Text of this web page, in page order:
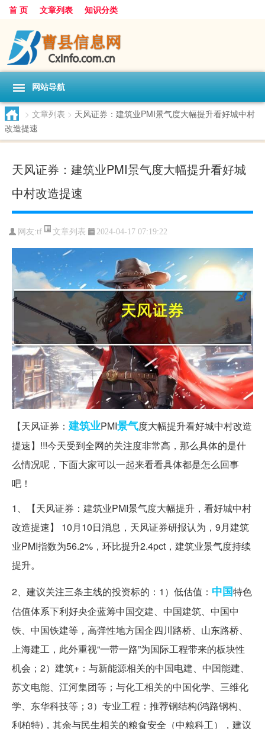
首 页 文章列表 知识分类
网站导航
> 文章列表 > 天风证券：建筑业PMI景气度大幅提升看好城中村
改造提速
天风证券：建筑业PMI景气度大幅提升看好城
中村改造提速
网友:tf 文章列表 2024-04-17 07:19:22
【天风证券： 建筑业PMI景气度大幅提升看好城中村改造
提速】!!!今天受到全网的关注度非常高，那么具体的是什
么情况呢，下面大家可以一起来看看具体都是怎么回事
吧！
1、【天风证券：建筑业PMI景气度大幅提升，看好城中村
改造提速】 10月10日消息，天风证券研报认为，9月建筑
业PMI指数为56.2%，环比提升2.4pct，建筑业景气度持续
提升。
2、建议关注三条主线的投资标的：1）低估值： 中国特色
估值体系下利好央企蓝筹中国交建、中国建筑、中国中
铁、中国铁建等，高弹性地方国企四川路桥、山东路桥、
上海建工，此外重视“一带一路”为国际工程带来的板块性
机会；2）建筑+：与新能源相关的中国电建、中国能建、
苏文电能、江河集团等；与化工相关的中国化学、三维化
学、东华科技等；3）专业工程：推荐钢结构(鸿路钢构、
利柏特)，其余与民生相关的粮食安全（中粮科工），建议